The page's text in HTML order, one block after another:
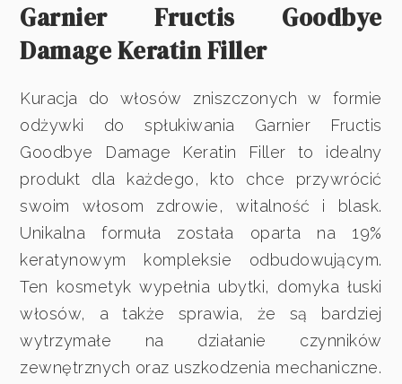
Garnier Fructis Goodbye
Damage Keratin Filler
Kuracja do włosów zniszczonych w formie
odżywki do spłukiwania Garnier Fructis
Goodbye Damage Keratin Filler to idealny
produkt dla każdego, kto chce przywrócić
swoim włosom zdrowie, witalność i blask.
Unikalna formuła została oparta na 19%
keratynowym kompleksie odbudowującym.
Ten kosmetyk wypełnia ubytki, domyka łuski
włosów, a także sprawia, że są bardziej
wytrzymałe na działanie czynników
zewnętrznych oraz uszkodzenia mechaniczne.